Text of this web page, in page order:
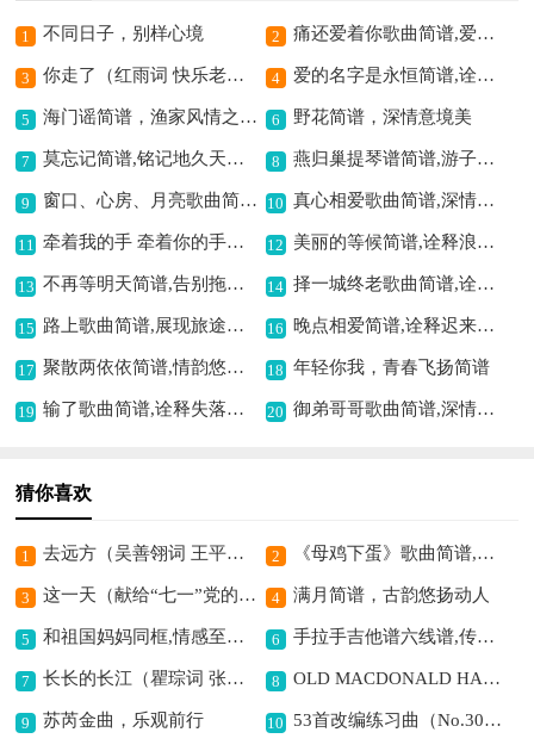
1 不同日子，别样心境 2 痛还爱着你歌曲简谱,爱而不得的悲歌
3 你走了（红雨词 快乐老天曲）歌曲简谱,诉说离别愁绪 4 爱的名字是永恒简谱,诠释爱情的永恒
5 海门谣简谱，渔家风情之歌, 6 野花简谱，深情意境美
7 莫忘记简谱,铭记地久天长意 8 燕归巢提琴谱简谱,游子思乡之韵
9 窗口、心房、月亮歌曲简谱,演绎剧集深情 10 真心相爱歌曲简谱,深情演绎爱意浓
11 牵着我的手 牵着你的手简谱,传递温暖情谊 12 美丽的等候简谱,诠释浪漫期待
13 不再等明天简谱,告别拖延期待 14 择一城终老歌曲简谱,诠释爱情之美好
15 路上歌曲简谱,展现旅途意境 16 晚点相爱简谱,诠释迟来深情
17 聚散两依依简谱,情韵悠长动人 18 年轻你我，青春飞扬简谱
19 输了歌曲简谱,诠释失落心境 20 御弟哥哥歌曲简谱,深情寻爱之韵
猜你喜欢
1 去远方（吴善翎词 王平曲）歌曲简谱,追寻远方梦想 2 《母鸡下蛋》歌曲简谱,趣味十足的儿歌
3 这一天（献给“七一”党的九十岁生日）歌曲简谱,致敬党的光辉历程 4 满月简谱，古韵悠扬动人
5 和祖国妈妈同框,情感至深歌曲简谱 6 手拉手吉他谱六线谱,传递团结友爱情
7 长长的长江（瞿琮词 张新用曲）歌曲简谱,展现长江磅礴气势 8 OLD MACDONALD HAD A FARM歌曲简谱,经典儿歌充满童趣
9 苏芮金曲，乐观前行 10 53首改编练习曲（No.30）钢琴谱,经典练习曲之作